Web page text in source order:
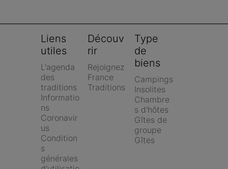
Liens
utiles
L'agenda
des
traditions
Informatio
ns
Coronavir
us
Condition
s
générales
Découv
rir
Rejoignez
France
Traditions
Type
de
biens
Campings
Insolites
Chambre
s d'hôtes
Gîtes de
groupe
Gîtes